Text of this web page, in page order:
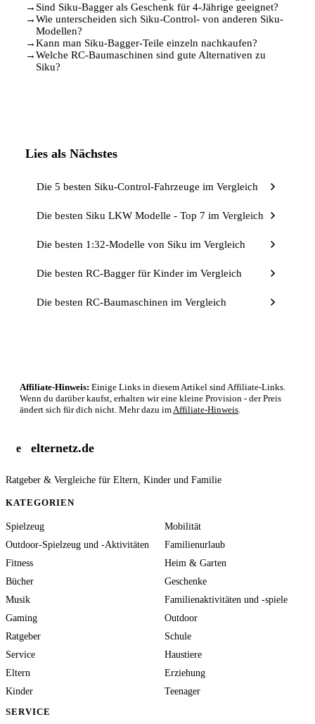
→ Sind Siku-Bagger als Geschenk für 4-Jährige geeignet?
→Wie unterscheiden sich Siku-Control- von anderen Siku-
Modellen?
→Kann man Siku-Bagger-Teile einzeln nachkaufen?
→Welche RC-Baumaschinen sind gute Alternativen zu
Siku?
Lies als Nächstes
Die 5 besten Siku-Control-Fahrzeuge im Vergleich
Die besten Siku LKW Modelle - Top 7 im Vergleich
Die besten 1:32-Modelle von Siku im Vergleich
Die besten RC-Bagger für Kinder im Vergleich
Die besten RC-Baumaschinen im Vergleich
Affiliate-Hinweis: Einige Links in diesem Artikel sind Affiliate-Links.
Wenn du darüber kaufst, erhalten wir eine kleine Provision - der Preis
ändert sich für dich nicht. Mehr dazu im Affiliate-Hinweis
e elternetz.de
Ratgeber & Vergleiche für Eltern, Kinder und Familie
KATEGORIEN
Spielzeug
Mobilität
Outdoor-Spielzeug und -Aktivitäten
Familienurlaub
Fitness
Heim & Garten
Bücher
Geschenke
Musik
Familienaktivitäten und -spiele
Gaming
Outdoor
Ratgeber
Schule
Service
Haustiere
Eltern
Erziehung
Kinder
Teenager
SERVICE